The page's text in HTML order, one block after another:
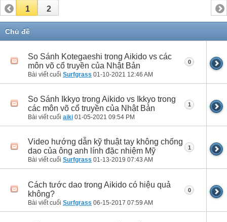
1 2
Chủ đề
So Sánh Kotegaeshi trong Aikido vs các
môn võ cổ truyền của Nhật Bản
Bài viết cuối Surfgrass 01-10-2021 12:46 AM
0
So Sánh Ikkyo trong Aikido vs Ikkyo trong
các môn võ cổ truyền của Nhật Bản
Bài viết cuối aiki 01-05-2021 09:54 PM
1
Video hướng dẫn kỹ thuật tay không chống
dao của ông anh lính đặc nhiệm Mỹ
Bài viết cuối Surfgrass 01-13-2019 07:43 AM
1
Cách tước dao trong Aikido có hiệu quả
không?
Bài viết cuối Surfgrass 06-15-2017 07:59 AM
0